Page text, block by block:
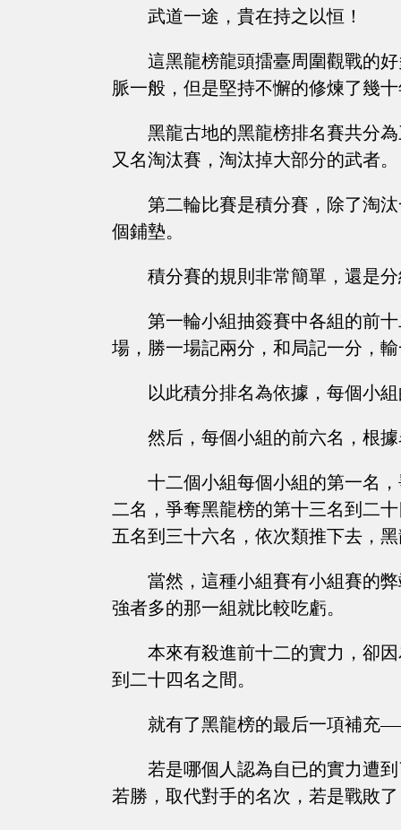
武道一途，貴在持之以恒！
這黑龍榜龍頭擂臺周圍觀戰的
脈一般，但是堅持不懈的修煉了幾
黑龍古地的黑龍榜排名賽共分
又名淘汰賽，淘汰掉大部分的武者。
第二輪比賽是積分賽，除了淘
個鋪墊。
積分賽的規則非常簡單，還是
第一輪小組抽簽賽中各組的前
場，勝一場記兩分，和局記一分，
以此積分排名為依據，每個小
然后，每個小組的前六名，根
十二個小組每個小組的第一名
二名，爭奪黑龍榜的第十三名到二
五名到三十六名，依次類推下去，
當然，這種小組賽有小組賽的
強者多的那一組就比較吃虧。
本來有殺進前十二的實力，卻
到二十四名之間。
就有了黑龍榜的最后一項補充
若是哪個人認為自已的實力遭
若勝，取代對手的名次，若是戰敗